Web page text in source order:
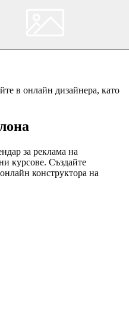
в онлайн дизайнера, като
за реклама на
курсове. Създайте
конструктора на